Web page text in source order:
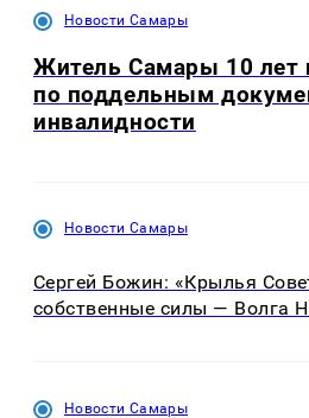
Новости Самары
Житель Самары 10 лет
по поддельным
инвалидности
Новости Самары
Сергей Божин: «Крылья
собственные силы — Волга
Новости Самары